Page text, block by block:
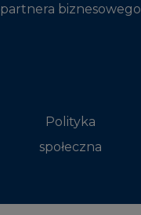
partnera biznesowego
Polityka
społeczna